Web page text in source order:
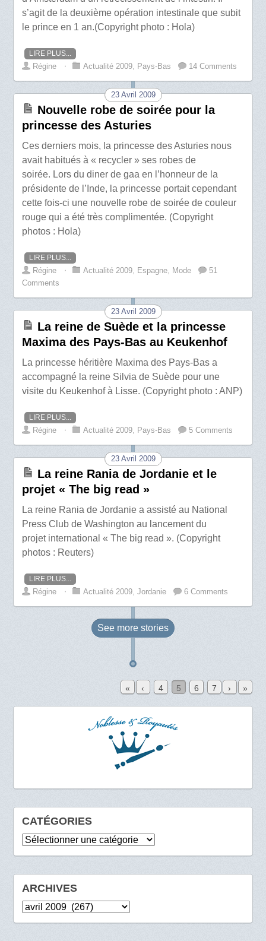
s’agit de la deuxième opération intestinale que subit
le prince en 1 an.(Copyright photo : Hola)
LIRE PLUS...
Régine ⋅ Actualité 2009 Pays-Bas 14 Comments
23 Avril 2009
Nouvelle robe de soirée pour la
princesse des Asturies
Ces derniers mois, la princesse des Asturies nous
avait habitués à « recycler » ses robes de
soirée. Lors du diner de gaa en l’honneur de la
présidente de l’Inde, la princesse portait cependant
cette fois-ci une nouvelle robe de soirée de couleur
rouge qui a été très complimentée. (Copyright
photos : Hola)
LIRE PLUS...
Régine ⋅ Actualité 2009 Espagne Mode
51
Comments
23 Avril 2009
La reine de Suède et la princesse
Maxima des Pays-Bas au Keukenhof
La princesse héritière Maxima des Pays-Bas a
accompagné la reine Silvia de Suède pour une
visite du Keukenhof à Lisse. (Copyright photo : ANP)
LIRE PLUS...
Régine ⋅ Actualité 2009, Pays-Bas 5 Comments
23 Avril 2009
La reine Rania de Jordanie et le
projet « The big read »
La reine Rania de Jordanie a assisté au National
Press Club de Washington au lancement du
projet international « The big read ». (Copyright
photos : Reuters)
LIRE PLUS...
Régine ⋅ Actualité 2009,Jordanie 6 Comments
See more stories
« ‹ 4 5 6 7 › »
CATÉGORIES
Catégories
ARCHIVES
Archives